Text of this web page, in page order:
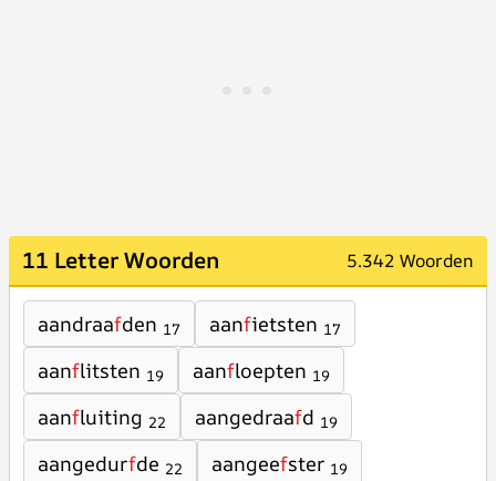
11 Letter Woorden 5.342 Woorden
aandraafden 17 aanfietsten 17
aanflitsten 19 aanfloepten 19
aanfluiting 22 aangedraafd 19
aangedurfde 22 aangeefster 19